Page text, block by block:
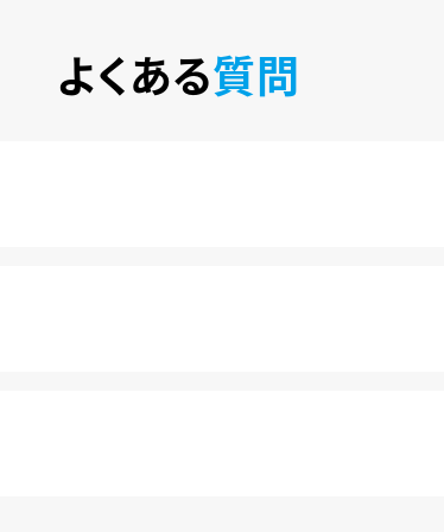
よくある質問